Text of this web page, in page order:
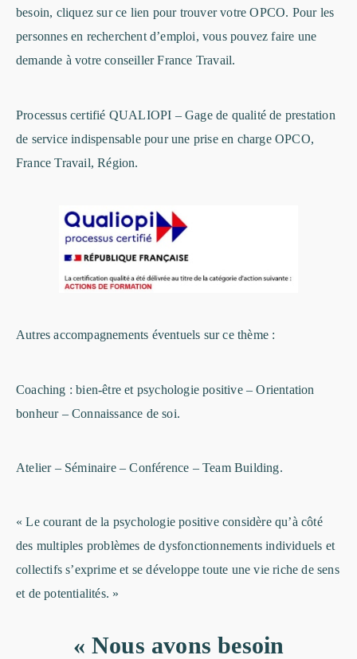
besoin, cliquez sur ce lien pour trouver votre OPCO. Pour les
personnes en recherchent d’emploi, vous pouvez faire une
demande à votre conseiller France Travail.
Processus certifié QUALIOPI – Gage de qualité de prestation
de service indispensable pour une prise en charge OPCO,
France Travail, Région.
Autres accompagnements éventuels sur ce thème :
Coaching : bien-être et psychologie positive – Orientation
bonheur – Connaissance de soi.
Atelier – Séminaire – Conférence – Team Building.
« Le courant de la psychologie positive considère qu’à côté
des multiples problèmes de dysfonctionnements individuels et
collectifs s’exprime et se développe toute une vie riche de sens
et de potentialités. »
« Nous avons besoin